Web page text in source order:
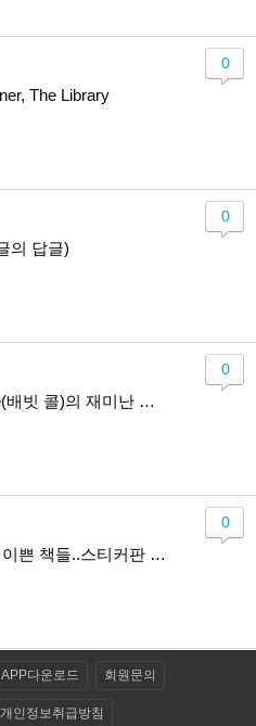
The Library
0
의 답글)
0
[작가]◐Babette Cole(배빗 콜)의 재미난 책들...
0
[작가]케빈헹크스의 이쁜 책들..스티커판 시작했어요
0
APP다운로드 회원문의
개인정보취급방침